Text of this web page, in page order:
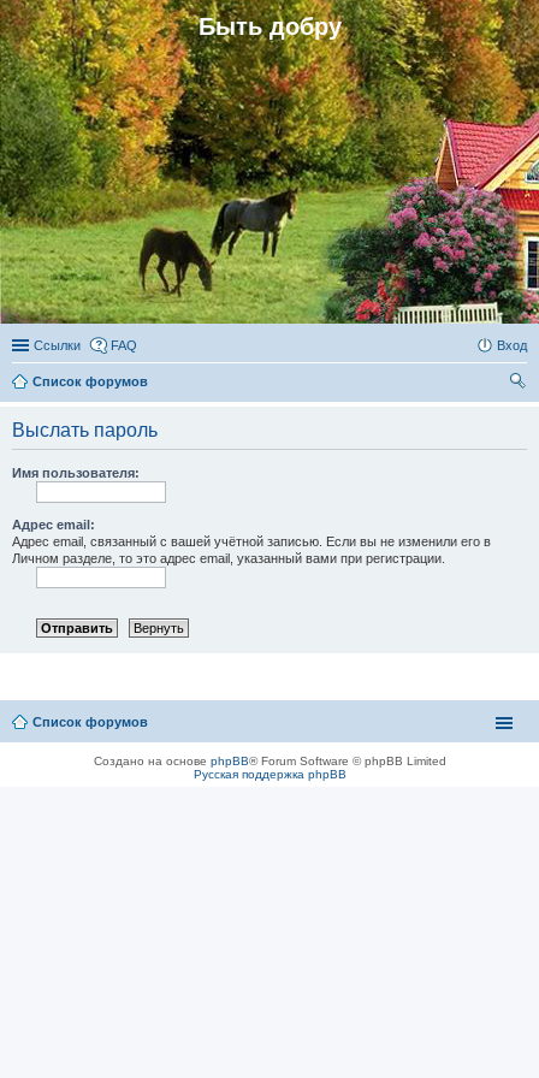
Быть добру
Ссылки FAQ Вход
Список форумов
Выслать пароль
Имя пользователя:
Адрес email:
Адрес email, связанный с вашей учётной записью. Если вы не изменили его в
Личном разделе, то это адрес email, указанный вами при регистрации.
Список форумов
Создано на основе phpBB® Forum Software © phpBB Limited
Русская поддержка phpBB